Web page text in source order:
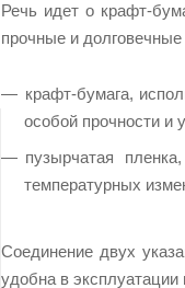
Речь идет о крафт-
прочные и
крафт-бумага,
особой прочности и
пузырчатая
температурных
Соединение двух
удобна в эксплуатации